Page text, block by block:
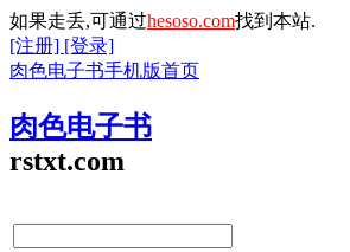
如果走丢,可通过hesoso.com找到本站.
[注册] [登录]
肉色电子书手机版首页
肉色电子书
rstxt.com